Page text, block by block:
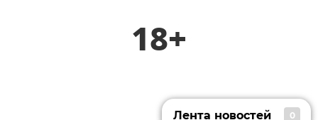
18+
Лента новостей 0